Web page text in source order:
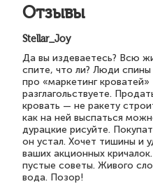
Отзывы
Stellar_Joy
Да вы издеваетесь? Всю
спите, что ли? Люди спины
про «маркетинг кроватей»
разглагольствуете.
кровать — не ракету
как на ней выспаться
дурацкие рисуйте.
он устал. Хочет тишины и
ваших акционных
пустые советы. Живого
вода. Позор!